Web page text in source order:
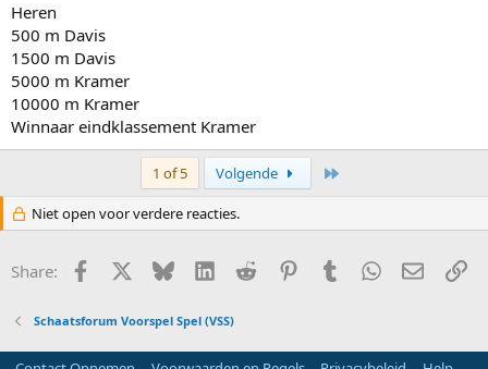
Heren
500 m Davis
1500 m Davis
5000 m Kramer
10000 m Kramer
Winnaar eindklassement Kramer
1 of 5 Volgende
Niet open voor verdere reacties.
Share: Facebook Bluesky LinkedInReddit PinterestTumblrWhatsApp
E-mail
Schaatsforum Voorspel Spel (VSS)